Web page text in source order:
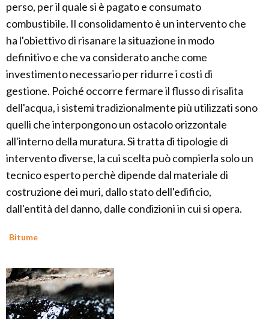
perso, per il quale si è pagato e consumato
combustibile. Il consolidamento è un intervento che
ha l'obiettivo di risanare la situazione in modo
definitivo e che va considerato anche come
investimento necessario per ridurre i costi di
gestione. Poiché occorre fermare il flusso di risalita
dell'acqua, i sistemi tradizionalmente più utilizzati sono
quelli che interpongono un ostacolo orizzontale
all'interno della muratura. Si tratta di tipologie di
intervento diverse, la cui scelta può compierla solo un
tecnico esperto perchè dipende dal materiale di
costruzione dei muri, dallo stato dell'edificio,
dall'entità del danno, dalle condizioni in cui si opera.
Bitume